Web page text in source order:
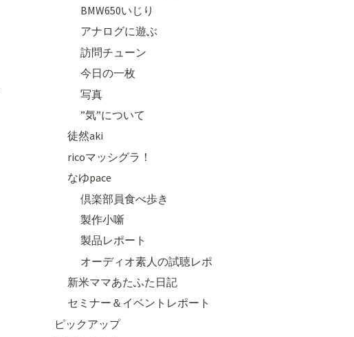
BMW650いじり
アナログに遊ぶ
訪問チューン
今日の一枚
写真
”気”について
徒然aki
ricoマッシグラ！
なゆpace
倶楽部員食べ歩き
製作小噺
製品レポート
オーディオ素人の試聴レポ
新米ママあたふた日記
セミナー＆イベントレポート
ピックアップ